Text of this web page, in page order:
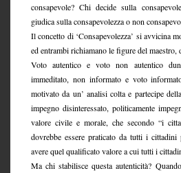
consapevole? Chi decide sulla
giudica sulla consapevolezza o non
Il concetto di ‘Consapevolezza’ si avvicina
ed entrambi richiamano le figure del maestro,
Voto autentico e voto non autentico
immeditato, non informato e voto
motivato da un’ analisi colta e partecipe
impegno disinteressato, politicamente
valore civile e morale, che secondo “i
dovrebbe essere praticato da tutti i
avere quel qualificato valore a cui tutti i
Ma chi stabilisce questa autenticità?